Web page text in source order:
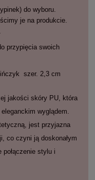
do wyboru.
je na produkcie.
przypięcia swoich
szer. 2,3 cm
jakości skóry PU, która
wyglądem.
jest przyjazna
co czyni ją doskonałym
stylu i